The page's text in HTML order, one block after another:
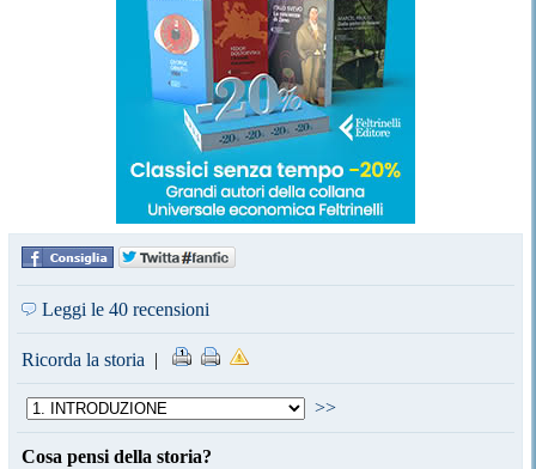
Leggi le 40 recensioni
Ricorda la storia |
>>
Cosa pensi della storia?